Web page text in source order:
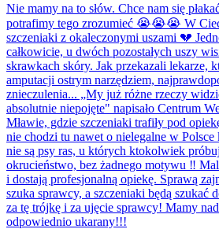
Nie mamy na to słów. Chce nam się
potrafimy tego zrozumieć 😭😭😭 W
szczeniaki z okaleczonymi uszami 💔
całkowicie, u dwóch pozostałych uszy
skrawkach skóry. Jak przekazali lekarze,
amputacji ostrym narzędziem,
znieczulenia... „My już różne rzeczy
absolutnie niepojęte" napisało Centrum
Mławie, gdzie szczeniaki trafiły pod
nie chodzi tu nawet o nielegalne w
nie są psy ras, u których ktokolwiek
okrucieństwo, bez żadnego motywu ‼️
i dostają profesjonalną opiekę. Sprawą
szuka sprawcy, a szczeniaki będą szukać
za tę trójkę i za ujęcie sprawcy! Mamy
odpowiednio ukarany!!!